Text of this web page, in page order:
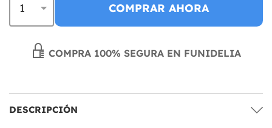
COMPRAR AHORA
COMPRA 100% SEGURA EN FUNIDELIA
DESCRIPCIÓN